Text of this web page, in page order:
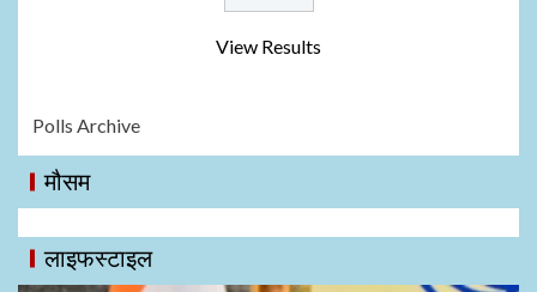
View Results
Polls Archive
मौसम
लाइफस्टाइल